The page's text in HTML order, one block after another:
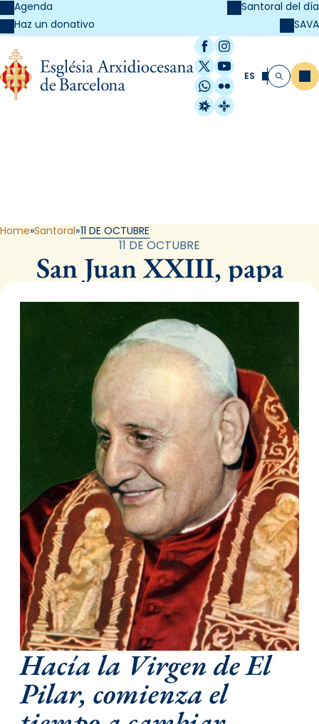
Agenda
Haz un donativo
Santoral del día
SAVA
Facebook
Instagram
X / Twitter
YouTube
WhatsApp
Flickr
Radio Estel
Catalunya
ES Buscar
Home Santoral 11 DE OCTUBRE
11 DE OCTUBRE
San Juan XXIII, papa
Hacía la Virgen de El
Pilar, comienza el